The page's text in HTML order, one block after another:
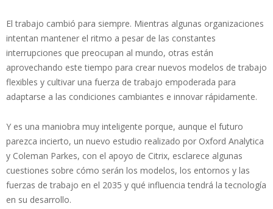
El trabajo cambió para siempre. Mientras algunas organizaciones
intentan mantener el ritmo a pesar de las constantes
interrupciones que preocupan al mundo, otras están
aprovechando este tiempo para crear nuevos modelos de trabajo
flexibles y cultivar una fuerza de trabajo empoderada para
adaptarse a las condiciones cambiantes e innovar rápidamente.
Y es una maniobra muy inteligente porque, aunque el futuro
parezca incierto, un nuevo estudio realizado por Oxford Analytica
y Coleman Parkes, con el apoyo de Citrix, esclarece algunas
cuestiones sobre cómo serán los modelos, los entornos y las
fuerzas de trabajo en el 2035 y qué influencia tendrá la tecnología
en su desarrollo.